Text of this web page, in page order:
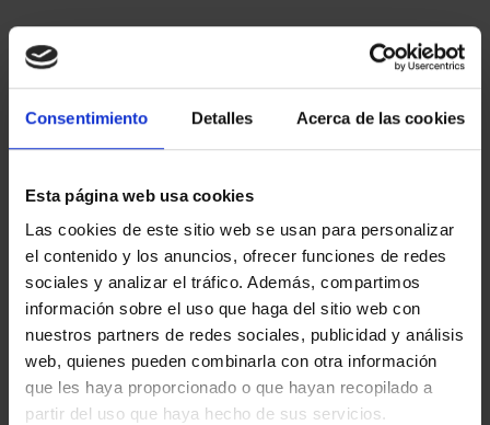
Consentimiento Detalles Acerca de las cookies
Esta página web usa cookies
Las cookies de este sitio web se usan para personalizar
el contenido y los anuncios, ofrecer funciones de redes
sociales y analizar el tráfico. Además, compartimos
información sobre el uso que haga del sitio web con
nuestros partners de redes sociales, publicidad y análisis
web, quienes pueden combinarla con otra información
que les haya proporcionado o que hayan recopilado a
partir del uso que haya hecho de sus servicios.
Compartir
Conjunto de lector y tarjeta criptográfica FNMT-RCM tamaño
ISO 7816 (tarjeta de crédito) que le permitirá utilizar su
certificado digital de forma sencilla y portable.
Puede conectarse a cualquier ordenador y sistema operativo
(Windows Vista, 7, 8,10 y 11, 32/64 bits, Mac OS X y Linux).
Detección automática al introducir y extraer la tarjeta.
El formato "pocket" facilita la portabilidad del dispositivo.
La tarjeta criptográfica de la FNMT-RCM incluida en el kit es,
en cumplimiento del Reglamento (UE) n.o. 910/2014 del